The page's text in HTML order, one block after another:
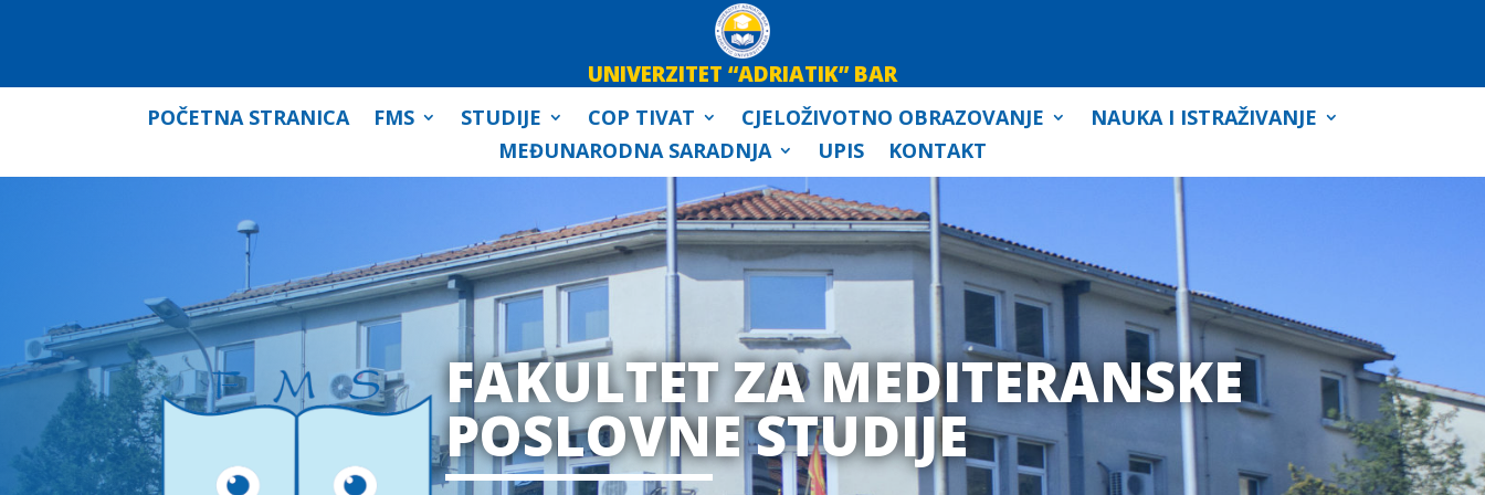
UNIVERZITET “ADRIATIK” BAR
POČETNA STRANICA FMS STUDIJE COP TIVAT CJELOŽIVOTNO OBRAZOVANJE
NAUKA I ISTRAŽIVANJE
MEĐUNARODNA SARADNJA
UPIS KONTAKT
FAKULTET ZA MEDITERANSKE
POSLOVNE STUDIJE